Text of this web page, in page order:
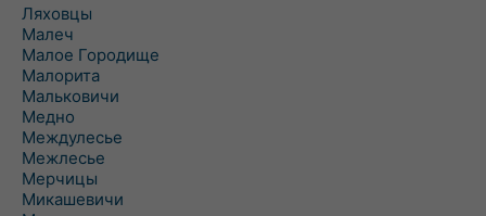
Ляховцы
Малеч
Малое Городище
Малорита
Мальковичи
Медно
Междулесье
Межлесье
Мерчицы
Микашевичи